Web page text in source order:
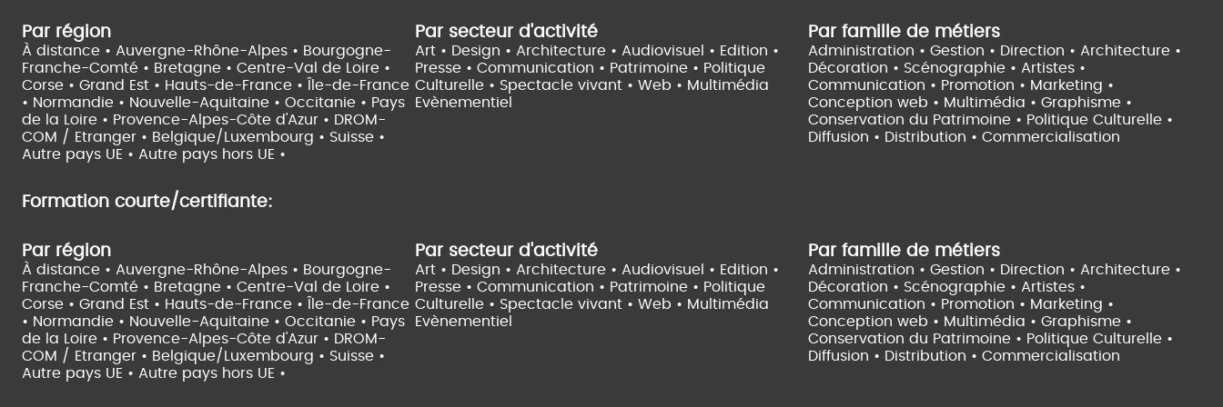
Par région
À distance • Auvergne-Rhône-Alpes • Bourgogne-
Franche-Comté • Bretagne • Centre-Val de Loire •
Corse • Grand Est • Hauts-de-France •
Île-de-France
• Normandie • Nouvelle-Aquitaine • Occitanie • Pays
de la Loire • Provence-Alpes-Côte d'Azur • DROM-
COM / Etranger • Belgique/Luxembourg • Suisse •
Autre pays UE • Autre pays hors UE •
Par secteur d'activité
Art • Design • Architecture • Audiovisuel • Edition •
Presse • Communication • Patrimoine • Politique
Culturelle • Spectacle vivant • Web • Multimédia
Evènementiel
Par famille de métiers
Administration • Gestion • Direction • Architecture •
Décoration • Scénographie • Artistes •
Communication • Promotion • Marketing •
Conception web • Multimédia • Graphisme •
Conservation du Patrimoine • Politique Culturelle •
Diffusion • Distribution • Commercialisation
Formation courte/certifiante:
Par région
À distance • Auvergne-Rhône-Alpes • Bourgogne-
Franche-Comté • Bretagne • Centre-Val de Loire •
Corse • Grand Est • Hauts-de-France •
Île-de-France
• Normandie • Nouvelle-Aquitaine • Occitanie • Pays
de la Loire • Provence-Alpes-Côte d'Azur • DROM-
COM / Etranger • Belgique/Luxembourg • Suisse •
Autre pays UE • Autre pays hors UE •
Par secteur d'activité
Art • Design • Architecture • Audiovisuel • Edition •
Presse • Communication • Patrimoine • Politique
Culturelle • Spectacle vivant • Web • Multimédia
Evènementiel
Par famille de métiers
Administration • Gestion • Direction • Architecture •
Décoration • Scénographie • Artistes •
Communication • Promotion • Marketing •
Conception web • Multimédia • Graphisme •
Conservation du Patrimoine • Politique Culturelle •
Diffusion • Distribution • Commercialisation